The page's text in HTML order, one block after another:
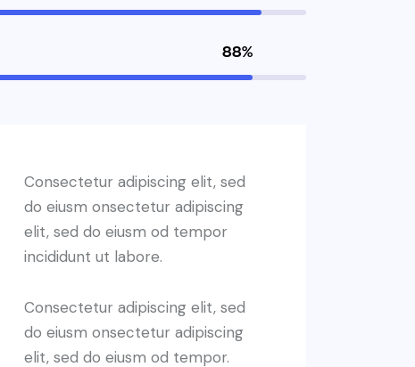
88%
Consectetur adipiscing elit, sed
do eiusm onsectetur adipiscing
elit, sed do eiusm od tempor
incididunt ut labore.
Consectetur adipiscing elit, sed
do eiusm onsectetur adipiscing
elit, sed do eiusm od tempor.